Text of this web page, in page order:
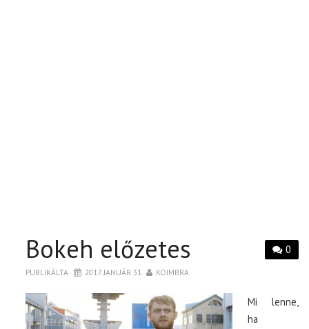
0
Bokeh előzetes
PUBLIKÁLTA 2017. JANUÁR 31. KOIMBRA
Mi lenne,
ha